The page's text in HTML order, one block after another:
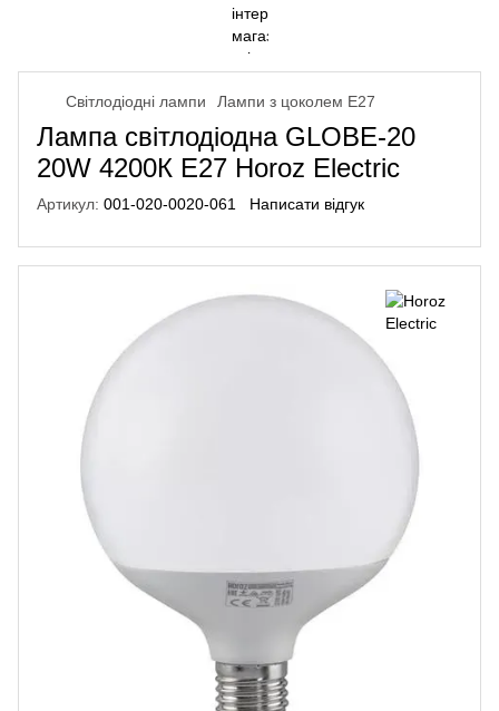
Світлодіодні лампи Лампи з цоколем Е27
Лампа світлодіодна GLOBE-20
20W 4200К E27 Horoz Electric
Артикул: 001-020-0020-061 Написати відгук